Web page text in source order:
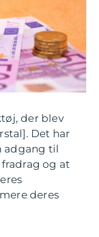
der blev
Det har
adgang til
og at
deres